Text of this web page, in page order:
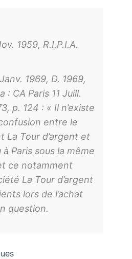
1959, R.I.P.I.A.
1969, D. 1969,
: CA Paris 11 Juill.
p. 124 : « Il n’existe
entre le
La Tour d’argent et
Paris sous la même
ce notamment
La Tour d’argent
lors de l’achat
question.